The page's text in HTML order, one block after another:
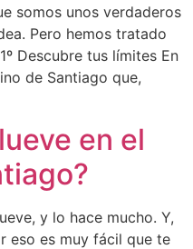
somos unos verdaderos
Pero hemos tratado
Descubre tus límites En
de Santiago que,
en el
y lo hace mucho. Y,
eso es muy fácil que te